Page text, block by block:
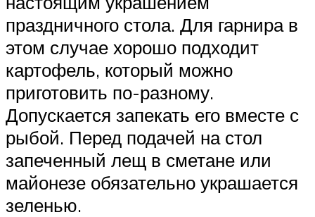
праздничного стола. Для гарнира в
этом случае хорошо подходит
картофель, который можно
приготовить по-разному.
Допускается запекать его вместе с
рыбой. Перед подачей на стол
запеченный лещ в сметане или
майонезе обязательно украшается
зеленью.